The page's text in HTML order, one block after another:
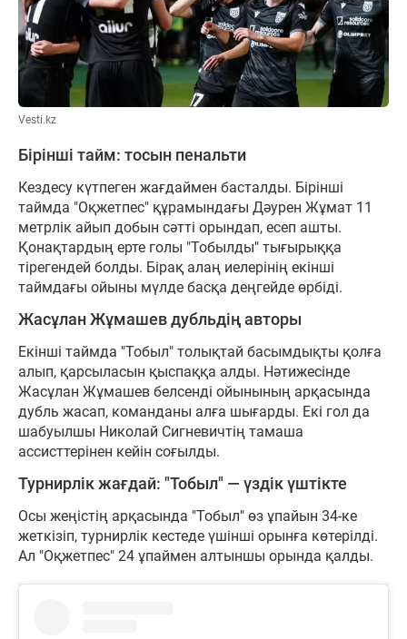
Vesti.kz
Бірінші тайм: тосын пенальти
Кездесу күтпеген жағдаймен басталды. Бірінші
таймда "Оқжетпес" құрамындағы Дәурен Жұмат 11
метрлік айып добын сәтті орындап, есеп ашты.
Қонақтардың ерте голы "Тобылды" тығырыққа
тірегендей болды. Бірақ алаң иелерінің екінші
таймдағы ойыны мүлде басқа деңгейде өрбіді.
Жасұлан Жұмашев дубльдің авторы
Екінші таймда "Тобыл" толықтай басымдықты қолға
алып, қарсыласын қыспаққа алды. Нәтижесінде
Жасұлан Жұмашев белсенді ойынының арқасында
дубль жасап, команданы алға шығарды. Екі гол да
шабуылшы Николай Сигневичтің тамаша
ассисттерінен кейін соғылды.
Турнирлік жағдай: "Тобыл" — үздік үштікте
Осы жеңістің арқасында "Тобыл" өз ұпайын 34-ке
жеткізіп, турнирлік кестеде үшінші орынға көтерілді.
Ал "Оқжетпес" 24 ұпаймен алтыншы орында қалды.